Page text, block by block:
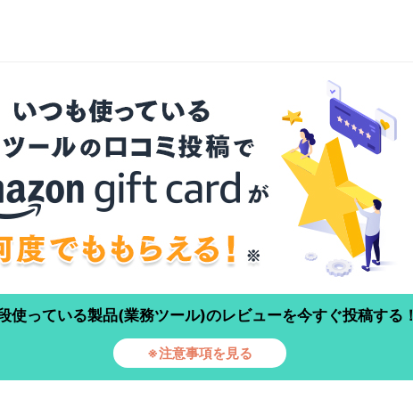
使っている製品(業務ツール)のレビューを今すぐ投稿する！
※注意事項を見る